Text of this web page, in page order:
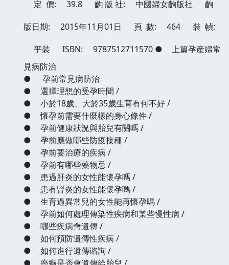
定 價: 39.8 齣 版 社: 中國婦女齣版社
齣
版日期:
2015年11月01日 頁 數: 464
裝 幀:
平裝
ISBN: 9787512711570 ●
上篇孕産婦常
見病防治
●
孕前常見病防治
●
選擇理想的受孕時間 /
●
小於18歲、大於35歲生育有何不好 /
●
懷孕前需要什麼樣的身心條件 /
●
孕前健康狀況與胎兒有關嗎 /
●
孕前應做哪些防疫接種 /
●
孕前要治療的疾病 /
●
孕前有哪些藥物忌 /
●
患過肝炎的女性能懷孕嗎 /
●
患有腎炎的女性能懷孕嗎 /
●
生育過異常兒的女性能再懷孕嗎 /
●
孕前如何處理傳染性疾病和某些慢性病 /
●
哪些疾病會遺傳 /
●
如何預防遺傳性疾病 /
●
如何進行遺傳谘詢 /